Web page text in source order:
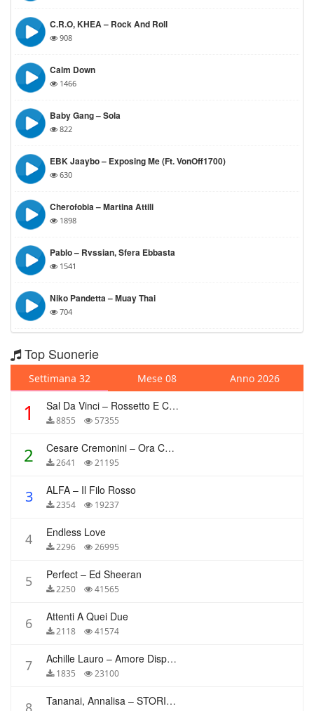
C.R.O, KHEA – Rock And Roll
908
Calm Down
1466
Baby Gang – Sola
822
EBK Jaaybo – Exposing Me (ft. VonOff1700)
630
Cherofobia – Martina Attili
1898
Pablo – Rvssian, Sfera Ebbasta
1541
Niko Pandetta – Muay Thai
704
Top Suonerie
Settimana 32 Mese 08 Anno 2026
1 Sal Da Vinci – Rossetto E Caffè
8855 57355
2 Cesare Cremonini – Ora Che Non Ho Più Te
2641 21195
3 ALFA – Il Filo Rosso
2354 19237
4 Endless Love
2296 26995
5 Perfect – Ed Sheeran
2250 41565
6 Attenti A Quei Due
2118 41574
7 Achille Lauro – Amore Disperato
1835 23100
8 Tananai, Annalisa – STORIE BREVI